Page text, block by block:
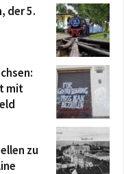
der 5.
mit
zu